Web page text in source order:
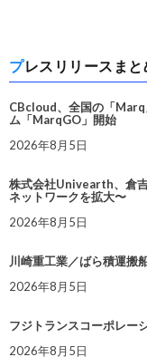
プレスリリースま
CBcloud、全国の「Marq
ム「MarqGO」開始
2026年8月5日
株式会社Univearth、倉
ネットワークを拡大〜
2026年8月5日
川崎重工業／ばら積運搬
2026年8月5日
フジトランスコーポレー
2026年8月5日